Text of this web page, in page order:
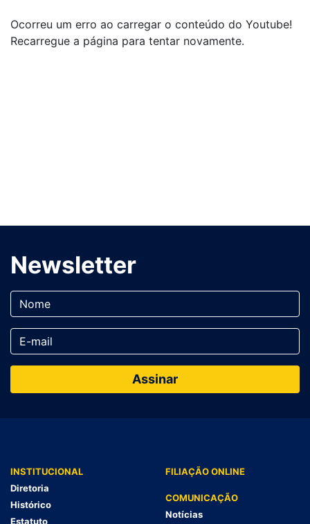
Ocorreu um erro ao carregar o conteúdo do Youtube!
Recarregue a página para tentar novamente.
Newsletter
INSTITUCIONAL
Diretoria
Histórico
Estatuto
FILIAÇÃO ONLINE
COMUNICAÇÃO
Notícias